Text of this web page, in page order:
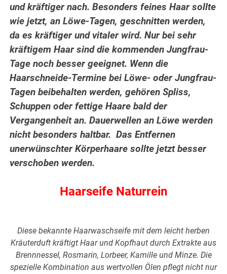
und kräftiger nach. Besonders feines Haar sollte
wie jetzt, an Löwe-Tagen, geschnitten werden,
da es kräftiger und vitaler wird. Nur bei sehr
kräftigem Haar sind die kommenden Jungfrau-
Tage noch besser geeignet. Wenn die
Haarschneide-Termine bei Löwe- oder Jungfrau-
Tagen beibehalten werden, gehören Spliss,
Schuppen oder fettige Haare bald der
Vergangenheit an. Dauerwellen an Löwe werden
nicht besonders haltbar. Das Entfernen
unerwünschter Körperhaare sollte jetzt besser
verschoben werden.
Haarseife Naturrein
Diese bekannte Haarwaschseife mit dem leicht herben
Kräuterduft kräftigt Haar und Kopfhaut durch Extrakte aus
Brennnessel, Rosmarin, Lorbeer, Kamille und Minze. Die
spezielle Kombination aus wertvollen Ölen pflegt nicht nur